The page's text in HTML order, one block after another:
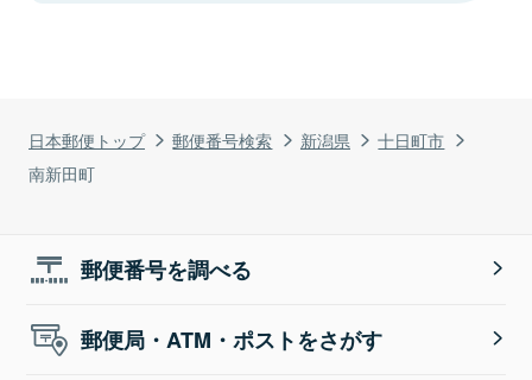
日本郵便トップ 郵便番号検索 新潟県
十日町市
南新田町
郵便番号を調べる
郵便局・ATM・ポストをさがす